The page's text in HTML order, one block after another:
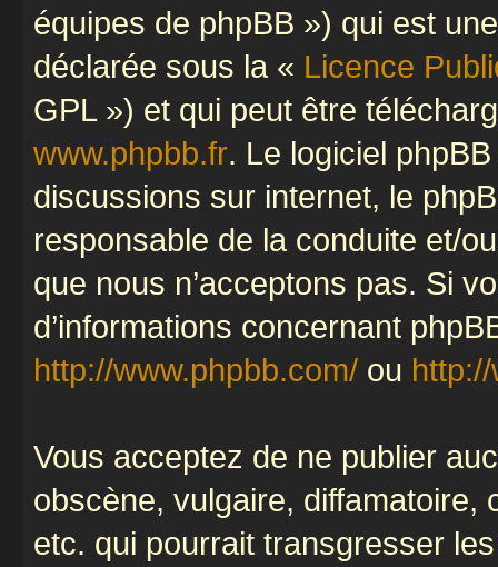
équipes de phpBB ») qui est
déclarée sous la « Licence
GPL ») et qui peut être
www.phpbb.fr. Le logiciel
discussions sur internet, le
responsable de la conduite et/
que nous n’acceptons pas. Si
d’informations concernant
http://www.phpbb.com/ ou
Vous acceptez de ne publier
obscène, vulgaire, diffamatoire,
etc. qui pourrait transgresser